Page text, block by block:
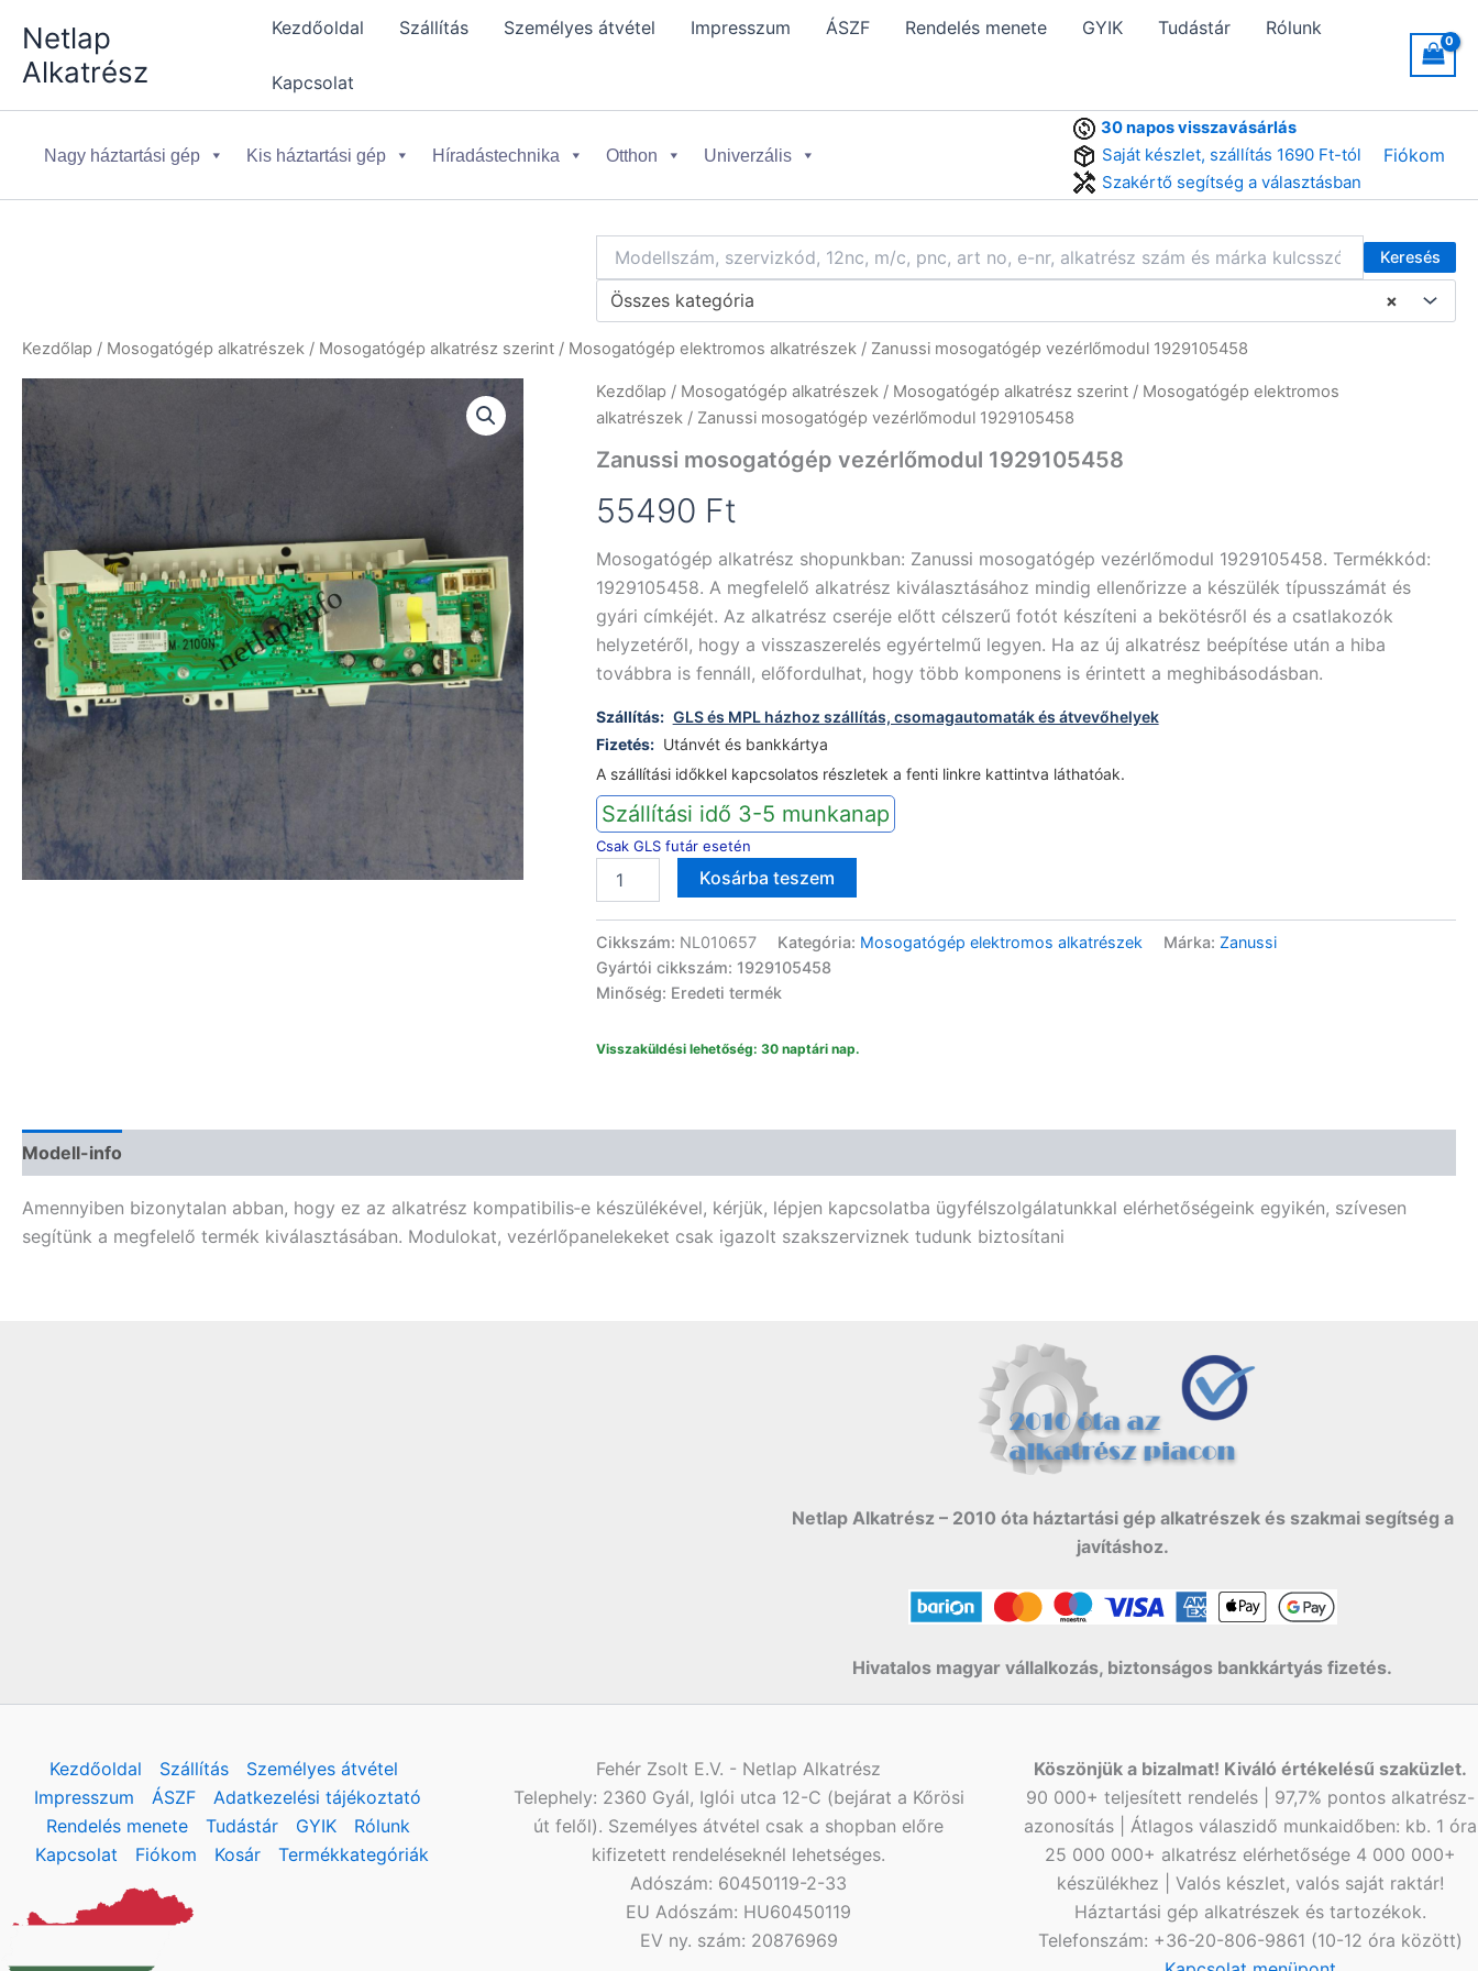
content
Netlap
Alkatrész
Kezdőoldal Szállítás Személyes átvétel Impresszum ÁSZF Rendelés menete GYIK Tudástár Rólunk
Kapcsolat
Nagy háztartási gép Kis háztartási gép Híradástechnika Otthon Univerzális
30 napos visszavásárlás
Saját készlet, szállítás 1690 Ft-tól
Szakértő segítség a választásban
Fiókom
Keresés
×
Összes kategória
Kezdőlap / Mosogatógép alkatrészek / Mosogatógép alkatrész szerint / Mosogatógép elektromos alkatrészek / Zanussi mosogatógép vezérlőmodul 1929105458
Kezdőlap / Mosogatógép alkatrészek/ Mosogatógép alkatrész szerint/ Mosogatógép elektromos
alkatrészek/ Zanussi mosogatógép vezérlőmodul 1929105458
Zanussi mosogatógép vezérlőmodul 1929105458
55490 Ft
Mosogatógép alkatrész shopunkban: Zanussi mosogatógép vezérlőmodul 1929105458. Termékkód:
1929105458. A megfelelő alkatrész kiválasztásához mindig ellenőrizze a készülék típusszámát és
gyári címkéjét. Az alkatrész cseréje előtt célszerű fotót készíteni a bekötésről és a csatlakozók
helyzetéről, hogy a visszaszerelés egyértelmű legyen. Ha az új alkatrész beépítése után a hiba
továbbra is fennáll, előfordulhat, hogy több komponens is érintett a meghibásodásban.
Szállítás: GLS és MPL házhoz szállítás, csomagautomaták és átvevőhelyek
Fizetés: Utánvét és bankkártya
A szállítási időkkel kapcsolatos részletek a fenti linkre kattintva láthatóak.
Szállítási idő 3-5 munkanap
Csak GLS futár esetén
mosogatógép
1929105458
mennyiség
Kosárba teszem
Cikkszám: NL010657 Kategória: Mosogatógép elektromos alkatrészek Márka: Zanussi
Gyártói cikkszám: 1929105458
Minőség: Eredeti termék
Visszaküldési lehetőség: 30 naptári nap.
Modell-info
Amennyiben bizonytalan abban, hogy ez az alkatrész kompatibilis‑e készülékével, kérjük, lépjen kapcsolatba ügyfélszolgálatunkkal elérhetőségeink egyikén, szívesen
segítünk a megfelelő termék kiválasztásában. Modulokat, vezérlőpanelekeket csak igazolt szakszerviznek tudunk biztosítani
Netlap Alkatrész – 2010 óta háztartási gép alkatrészek és szakmai segítség a
javításhoz.
Hivatalos magyar vállalkozás, biztonságos bankkártyás fizetés.
Kezdőoldal Szállítás
Személyes átvétel
Impresszum
ÁSZF
Adatkezelési tájékoztató
Rendelés menete
Tudástár GYIK
Rólunk
Kapcsolat
Fiókom Kosár Termékkategóriák
Fehér Zsolt E.V. - Netlap Alkatrész
Telephely: 2360 Gyál, Iglói utca 12-C (bejárat a Kőrösi
út felől). Személyes átvétel csak a shopban előre
kifizetett rendeléseknél lehetséges.
Adószám: 60450119-2-33
EU Adószám: HU60450119
EV ny. szám: 20876969
Köszönjük a bizalmat! Kiváló értékelésű szaküzlet.
90 000+ teljesített rendelés | 97,7% pontos alkatrész-
azonosítás | Átlagos válaszidő munkaidőben: kb. 1 óra
25 000 000+ alkatrész elérhetősége 4 000 000+
készülékhez | Valós készlet, valós saját raktár!
Háztartási gép alkatrészek és tartozékok.
Telefonszám: +36-20-806-9861 (10-12 óra között)